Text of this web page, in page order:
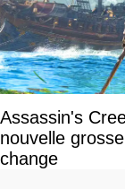
Assassin's
nouvelle
change